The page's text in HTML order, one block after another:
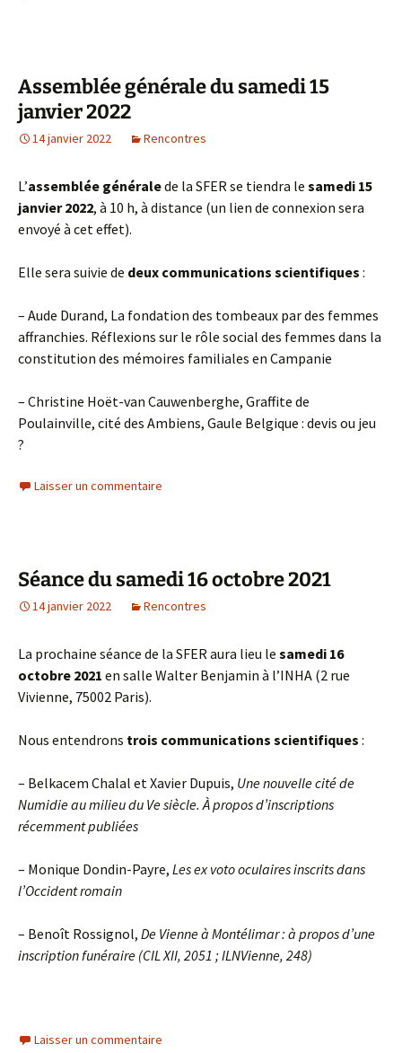
Assemblée générale du samedi 15
janvier 2022
14 janvier 2022 Rencontres
L’assemblée généralede la SFER se tiendra le samedi 15
janvier 2022, à 10 h, à distance (un lien de connexion sera
envoyé à cet effet).
Elle sera suivie de deux communications scientifiques :
– Aude Durand, La fondation des tombeaux par des femmes
affranchies. Réflexions sur le rôle social des femmes dans la
constitution des mémoires familiales en Campanie
– Christine Hoët-van Cauwenberghe, Graffite de
Poulainville, cité des Ambiens, Gaule Belgique : devis ou jeu
?
Laisser un commentaire
Séance du samedi 16 octobre 2021
14 janvier 2022 Rencontres
La prochaine séance de la SFER aura lieu le samedi 16
octobre 2021 en salle Walter Benjamin à l’INHA (2 rue
Vivienne, 75002 Paris).
Nous entendrons trois communications scientifiques :
– Belkacem Chalal et Xavier Dupuis, Une nouvelle cité de
Numidie au milieu du Ve siècle. À propos d’inscriptions
récemment publiées
– Monique Dondin-Payre, Les ex voto oculaires inscrits dans
l’Occident romain
– Benoît Rossignol, De Vienne à Montélimar : à propos d’une
inscription funéraire (CIL XII, 2051 ; ILNVienne, 248)
Laisser un commentaire